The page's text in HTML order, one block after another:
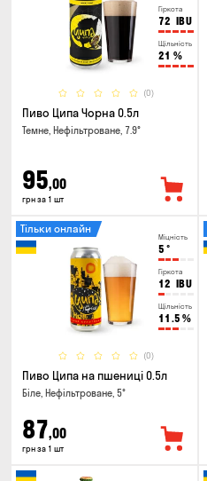
Гіркота
72 IBU
Щільність
21 %
(0)
Пиво Ципа Чорна 0.5л
Темне, Нефільтроване, 7.9°
95,00
грн за 1 шт
Міцність
5 °
Гіркота
12 IBU
Щільність
11.5 %
(0)
Тільки онлайн
Пиво Ципа на пшениці 0.5л
Біле, Нефільтроване, 5°
87,00
грн за 1 шт